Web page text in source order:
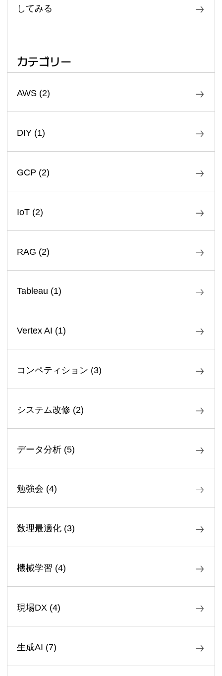
してみる
カテゴリー
AWS(2)
DIY(1)
GCP (2)
IoT(2)
RAG (2)
Tableau (1)
Vertex AI (1)
コンペティション (3)
システム改修 (2)
データ分析(5)
勉強会 (4)
数理最適化(3)
機械学習 (4)
現場DX (4)
生成AI (7)